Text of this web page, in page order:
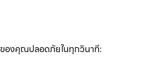
ของคุณปลอดภัยในทุกวินาที: